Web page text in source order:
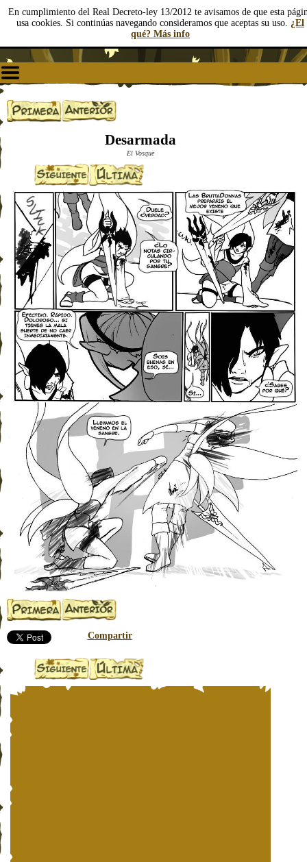
En cumplimiento del Real Decreto-ley 13/2012 te avisamos de que esta
usa cookies. Si continúas navegando consideramos que aceptas su uso. ¿El
qué? Más info
Desarmada
El Vosque
Compartir